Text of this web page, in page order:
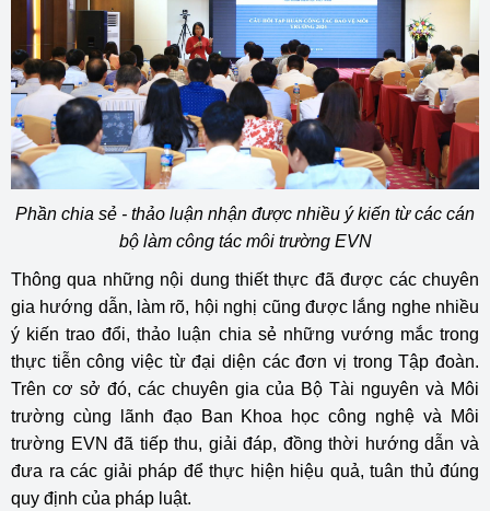
Phần chia sẻ - thảo luận nhận được nhiều ý kiến từ các cán
bộ làm công tác môi trường EVN
Thông qua những nội dung thiết thực đã được các chuyên
gia hướng dẫn, làm rõ, hội nghị cũng được lắng nghe nhiều
ý kiến trao đổi, thảo luận chia sẻ những vướng mắc trong
thực tiễn công việc từ đại diện các đơn vị trong Tập đoàn.
Trên cơ sở đó, các chuyên gia của Bộ Tài nguyên và Môi
trường cùng lãnh đạo Ban Khoa học công nghệ và Môi
trường EVN đã tiếp thu, giải đáp, đồng thời hướng dẫn và
đưa ra các giải pháp để thực hiện hiệu quả, tuân thủ đúng
quy định của pháp luật.